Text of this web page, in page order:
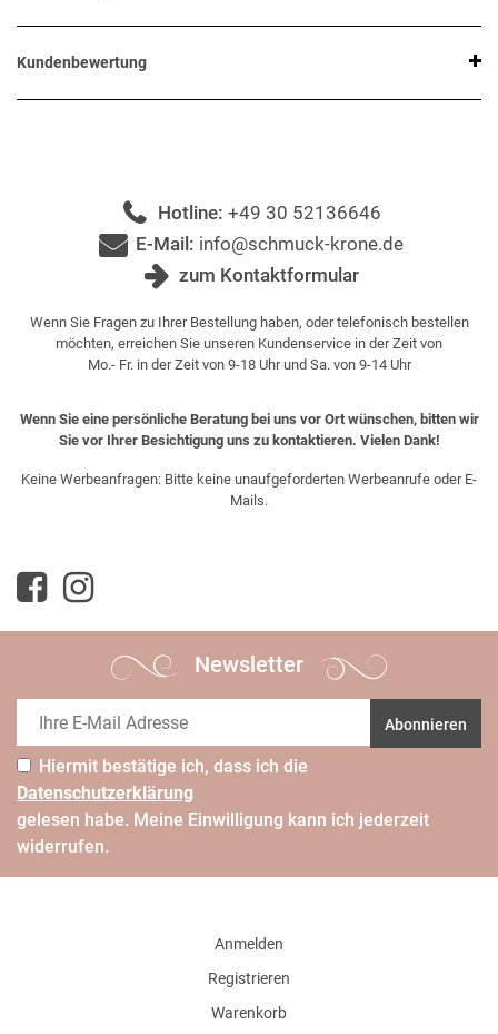
Kundenbewertung
Hotline: +49 30 52136646
E-Mail: info@schmuck-krone.de
zum Kontaktformular
Wenn Sie Fragen zu Ihrer Bestellung haben, oder telefonisch bestellen
möchten, erreichen Sie unseren Kundenservice in der Zeit von
Mo.- Fr. in der Zeit von 9-18 Uhr und Sa. von 9-14 Uhr
Wenn Sie eine persönliche Beratung bei uns vor Ort wünschen, bitten wir
Sie vor Ihrer Besichtigung uns zu kontaktieren. Vielen Dank!
Keine Werbeanfragen: Bitte keine unaufgeforderten Werbeanrufe oder E-
Mails.
Newsletter
Abonnieren
Hiermit bestätige ich, dass ich die
Daten­schutz­erklärung
gelesen habe. Meine Einwilligung kann ich jederzeit
widerrufen.
Anmelden
Registrieren
Warenkorb